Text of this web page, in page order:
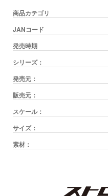
商品カテゴリ
JANコード
発売時期
シリーズ：
発売元：
販売元：
スケール：
サイズ：
素材：